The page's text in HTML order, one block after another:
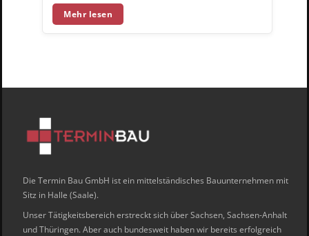
Mehr lesen
Die Termin Bau GmbH ist ein mittelständisches Bauunternehmen mit
Sitz in Halle (Saale).
Unser Tätigkeitsbereich erstreckt sich über Sachsen, Sachsen-Anhalt
und Thüringen. Aber auch bundesweit haben wir bereits erfolgreich